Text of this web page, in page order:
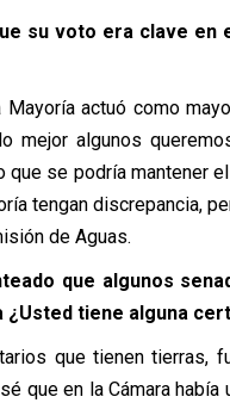
su voto era clave
Mayoría actuó como
mejor algunos
se podría mantener
tengan discrepancia,
de Aguas.
que algunos
tiene alguna
que tienen tierras,
que en la Cámara